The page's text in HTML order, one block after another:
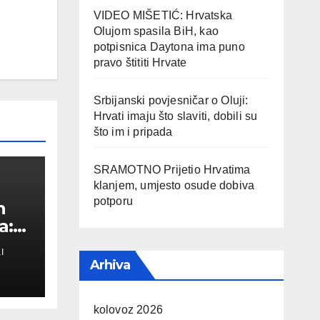
VIDEO MIŠETIĆ: Hrvatska
Olujom spasila BiH, kao
potpisnica Daytona ima puno
pravo štititi Hrvate
Srbijanski povjesničar o Oluji:
Hrvati imaju što slaviti, dobili su
što im i pripada
SRAMOTNO Prijetio Hrvatima
klanjem, umjesto osude dobiva
potporu
Arhiva
kolovoz 2026